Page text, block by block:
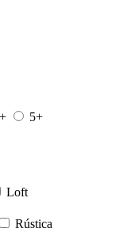
5+
Loft
Rústica